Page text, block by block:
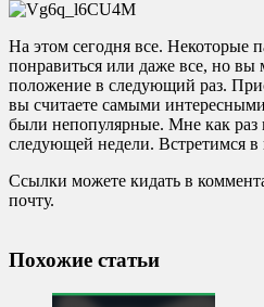
На этом сегодня все. Некоторые
понравиться или даже все, но вы
положение в следующий раз.
вы считаете самыми
были непопулярные. Мне как раз
следующей недели. Встретимся в
Ссылки можете кидать в
почту.
Похожие статьи